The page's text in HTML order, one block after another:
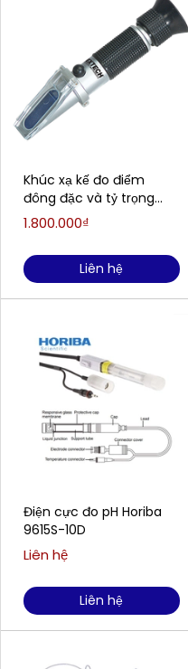
Khúc xạ kế đo điểm
đông đặc và tỷ trọng
của Axit acquy EXTECH
1.800.000₫
Liên hệ
Điện cực đo pH Horiba
9615S-10D
Liên hệ
Liên hệ